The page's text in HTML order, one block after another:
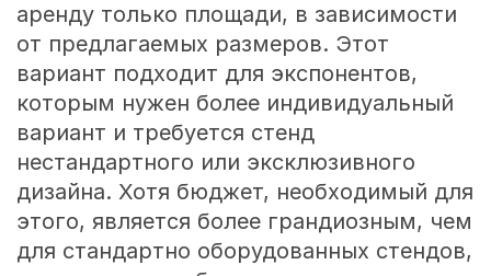
аренду только площади, в зависимости
от предлагаемых размеров. Этот
вариант подходит для экспонентов,
которым нужен более индивидуальный
вариант и требуется стенд
нестандартного или эксклюзивного
дизайна. Хотя бюджет, необходимый для
этого, является более грандиозным, чем
для стандартно оборудованных стендов,